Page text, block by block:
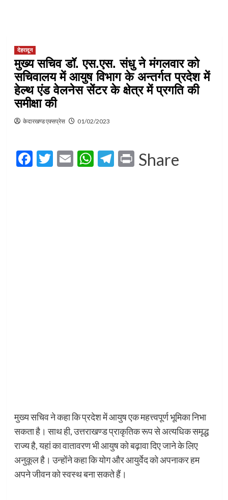
देहरादून
मुख्य सचिव डॉ. एस.एस. संधु ने मंगलवार को
सचिवालय में आयुष विभाग के अन्तर्गत प्रदेश में
हेल्थ एंड वेलनेस सेंटर के क्षेत्र में प्रगति की
समीक्षा की
केदारखण्ड एक्सप्रेस 01/02/2023
Facebook
Twitter
EmailWhatsApp
Telegram
Print
Share
मुख्य सचिव ने कहा कि प्रदेश में आयुष एक महत्त्वपूर्ण भूमिका निभा
सकता है। साथ ही, उत्तराखण्ड प्राकृतिक रूप से अत्यधिक समृद्ध
राज्य है, यहां का वातावरण भी आयुष को बढ़ावा दिए जाने के लिए
अनुकूल है। उन्होंने कहा कि योग और आयुर्वेद को अपनाकर हम
अपने जीवन को स्वस्थ बना सकते हैं।